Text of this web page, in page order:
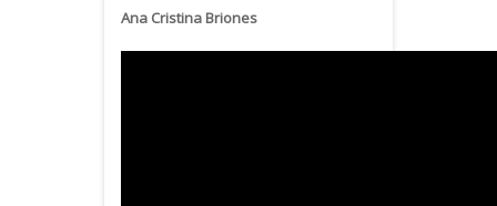
Ana Cristina Briones